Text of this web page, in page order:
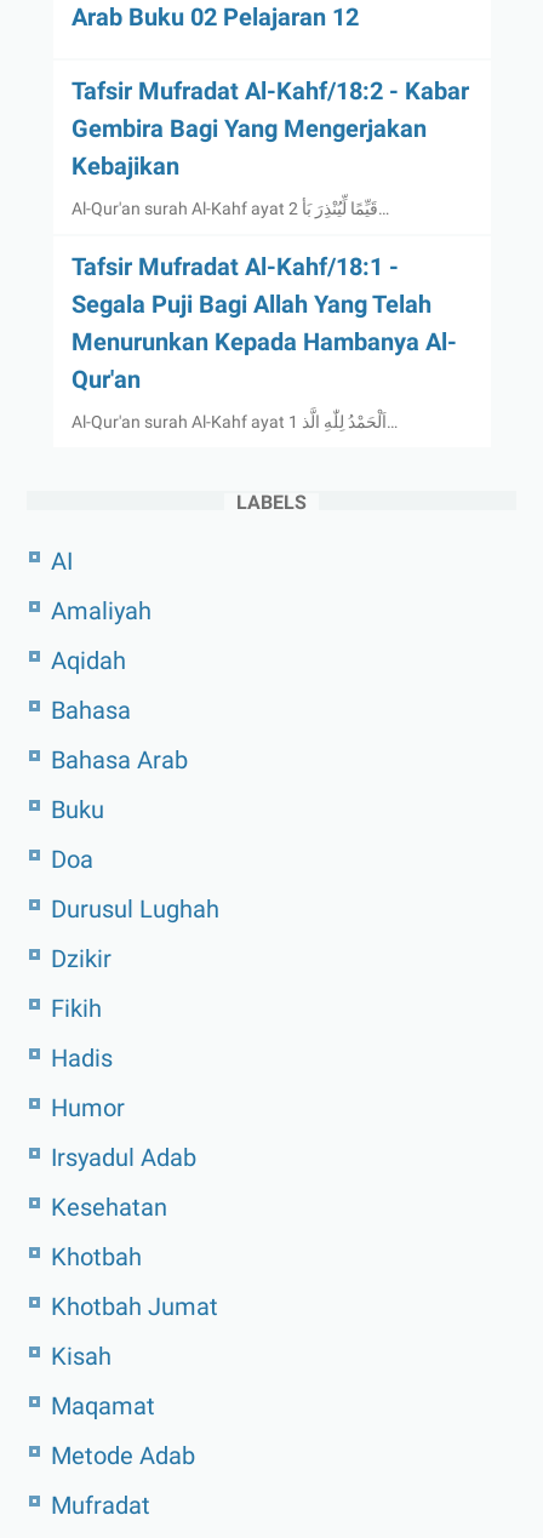
Arab Buku 02 Pelajaran 12
Tafsir Mufradat Al-Kahf/18:2 - Kabar
Gembira Bagi Yang Mengerjakan
Kebajikan
Al-Qur'an surah Al-Kahf ayat 2 قَيِّمًا لِّيُنْذِرَ بَأ…
Tafsir Mufradat Al-Kahf/18:1 -
Segala Puji Bagi Allah Yang Telah
Menurunkan Kepada Hambanya Al-
Qur'an
Al-Qur'an surah Al-Kahf ayat 1 اَلْحَمْدُ لِلّٰهِ الَّذ…
LABELS
AI
Amaliyah
Aqidah
Bahasa
Bahasa Arab
Buku
Doa
Durusul Lughah
Dzikir
Fikih
Hadis
Humor
Irsyadul Adab
Kesehatan
Khotbah
Khotbah Jumat
Kisah
Maqamat
Metode Adab
Mufradat